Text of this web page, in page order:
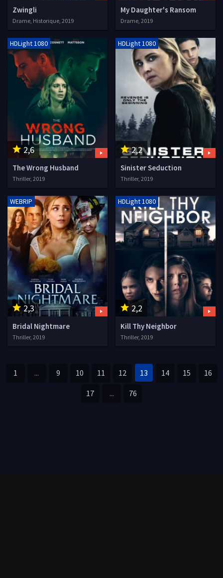
Zwingli
Drame, Historique, 2019
My Daughter's Ransom
Drame, 2019
2,6
HDLight 1080
The Wrong Husband
Thriller, 2019
2,2
HDLight 1080
Sinister Seduction
Thriller, 2019
2,3
WEBRIP
Bridal Nightmare
Thriller, 2019
2,2
HDLight 1080
Kill Thy Neighbor
Thriller, 2019
1 ... 9 10 11 12 13 14 15 16
17 ... 76